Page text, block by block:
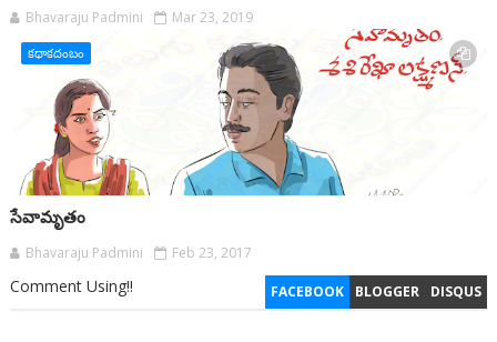
Bhavaraju Padmini Mar 23, 2019
కథాకదంబం
సేవామృతం
Bhavaraju Padmini Feb 23, 2017
FACEBOOK BLOGGER DISQUS
Comment Using!!